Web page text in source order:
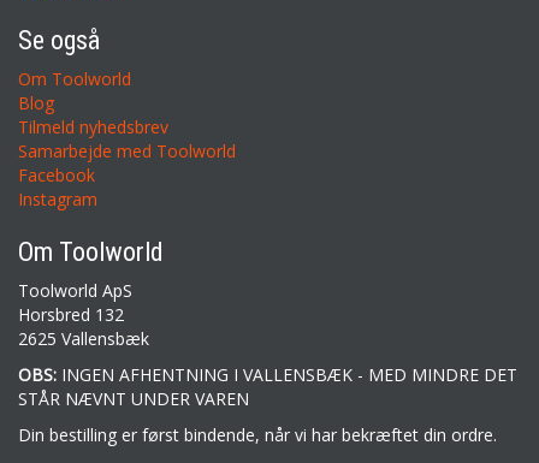
Se også
Om Toolworld
Blog
Tilmeld nyhedsbrev
Samarbejde med Toolworld
Facebook
Instagram
Om Toolworld
Toolworld ApS
Horsbred 132
2625 Vallensbæk
OBS: INGEN AFHENTNING I VALLENSBÆK - MED MINDRE DET
STÅR NÆVNT UNDER VAREN
Din bestilling er først bindende, når vi har bekræftet din ordre.